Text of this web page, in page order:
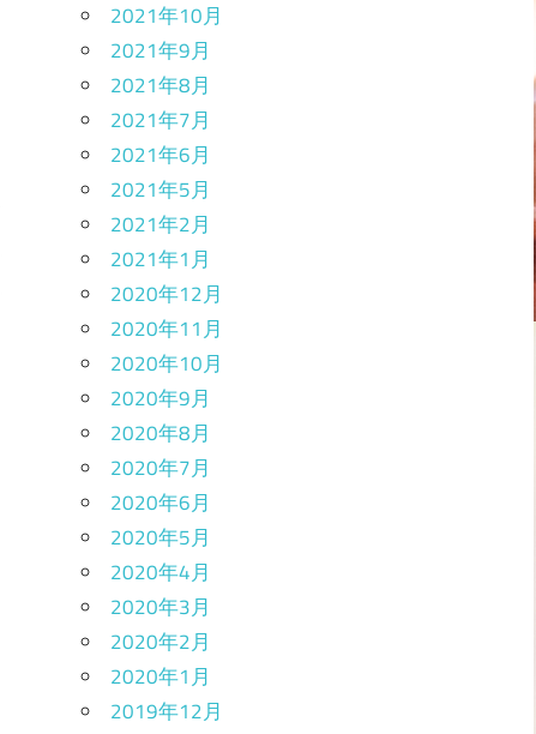
2021年10月
2021年9月
2021年8月
2021年7月
2021年6月
2021年5月
2021年2月
2021年1月
2020年12月
2020年11月
2020年10月
2020年9月
2020年8月
2020年7月
2020年6月
2020年5月
2020年4月
2020年3月
2020年2月
2020年1月
2019年12月